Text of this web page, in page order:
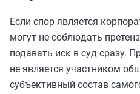
Если спор является
могут не соблюдать
подавать иск в суд сразу.
не является участником
субъективный состав